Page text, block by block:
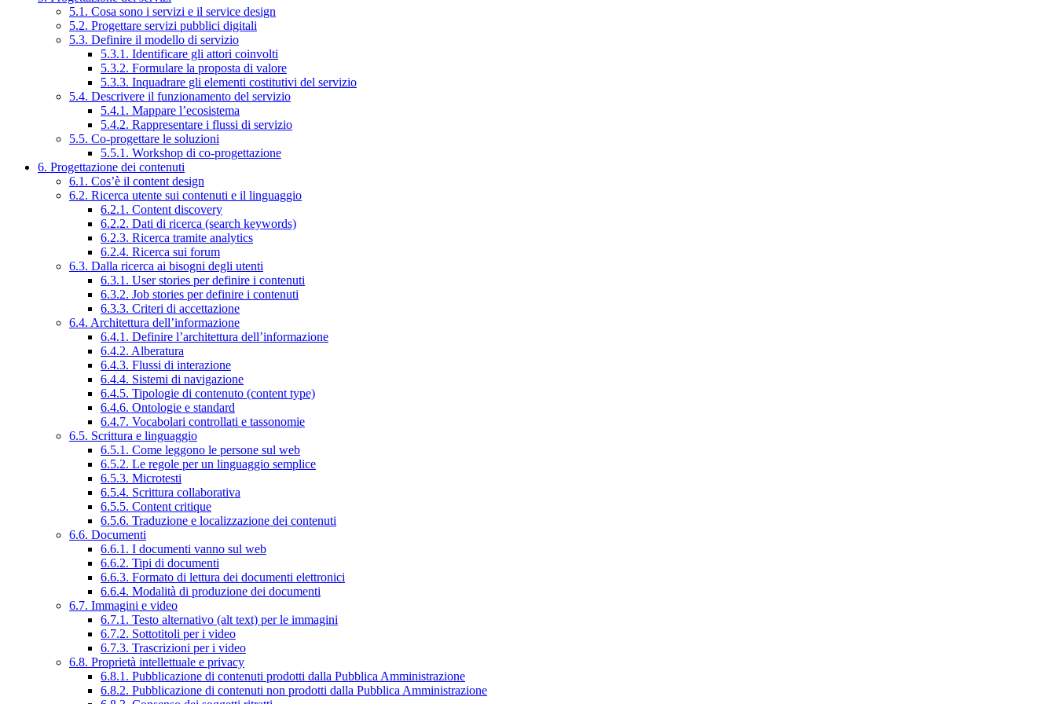
5.1. Cosa sono i servizi e il service design
5.2. Progettare servizi pubblici digitali
5.3. Definire il modello di servizio
5.3.1. Identificare gli attori coinvolti
5.3.2. Formulare la proposta di valore
5.3.3. Inquadrare gli elementi costitutivi del servizio
5.4. Descrivere il funzionamento del servizio
5.4.1. Mappare l’ecosistema
5.4.2. Rappresentare i flussi di servizio
5.5. Co-progettare le soluzioni
5.5.1. Workshop di co-progettazione
6. Progettazione dei contenuti
6.1. Cos’è il content design
6.2. Ricerca utente sui contenuti e il linguaggio
6.2.1. Content discovery
6.2.2. Dati di ricerca (search keywords)
6.2.3. Ricerca tramite analytics
6.2.4. Ricerca sui forum
6.3. Dalla ricerca ai bisogni degli utenti
6.3.1. User stories per definire i contenuti
6.3.2. Job stories per definire i contenuti
6.3.3. Criteri di accettazione
6.4. Architettura dell’informazione
6.4.1. Definire l’architettura dell’informazione
6.4.2. Alberatura
6.4.3. Flussi di interazione
6.4.4. Sistemi di navigazione
6.4.5. Tipologie di contenuto (content type)
6.4.6. Ontologie e standard
6.4.7. Vocabolari controllati e tassonomie
6.5. Scrittura e linguaggio
6.5.1. Come leggono le persone sul web
6.5.2. Le regole per un linguaggio semplice
6.5.3. Microtesti
6.5.4. Scrittura collaborativa
6.5.5. Content critique
6.5.6. Traduzione e localizzazione dei contenuti
6.6. Documenti
6.6.1. I documenti vanno sul web
6.6.2. Tipi di documenti
6.6.3. Formato di lettura dei documenti elettronici
6.6.4. Modalità di produzione dei documenti
6.7. Immagini e video
6.7.1. Testo alternativo (alt text) per le immagini
6.7.2. Sottotitoli per i video
6.7.3. Trascrizioni per i video
6.8. Proprietà intellettuale e privacy
6.8.1. Pubblicazione di contenuti prodotti dalla Pubblica Amministrazione
6.8.2. Pubblicazione di contenuti non prodotti dalla Pubblica Amministrazione